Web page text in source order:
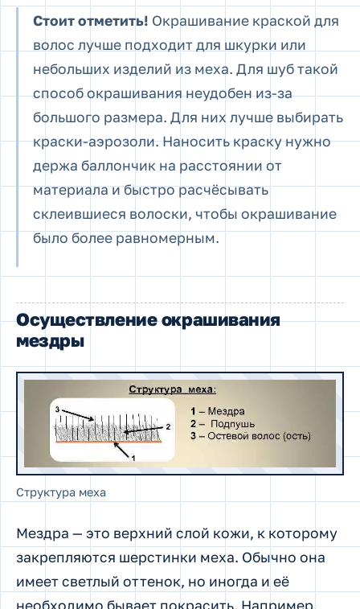
Стоит отметить! Окрашивание краской для
волос лучше подходит для шкурки или
небольших изделий из меха. Для шуб такой
способ окрашивания неудобен из-за
большого размера. Для них лучше выбирать
краски-аэрозоли. Наносить краску нужно
держа баллончик на расстоянии от
материала и быстро расчёсывать
склеившиеся волоски, чтобы окрашивание
было более равномерным.
Осуществление окрашивания
мездры
Структура меха
Мездра — это верхний слой кожи, к которому
закрепляются шерстинки меха. Обычно она
имеет светлый оттенок, но иногда и её
необходимо бывает покрасить. Например,